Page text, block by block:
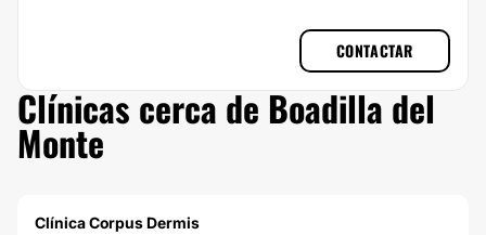
CONTACTAR
Clínicas cerca de Boadilla del
Monte
Clínica Corpus Dermis